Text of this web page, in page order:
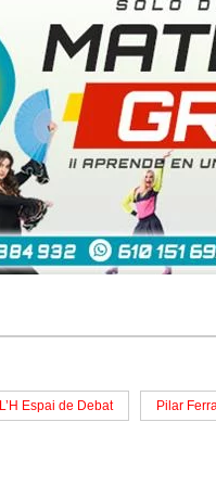
L’H Espai de Debat Pilar